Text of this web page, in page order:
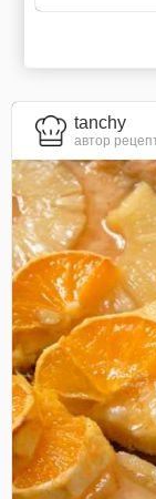
tanchy
автор